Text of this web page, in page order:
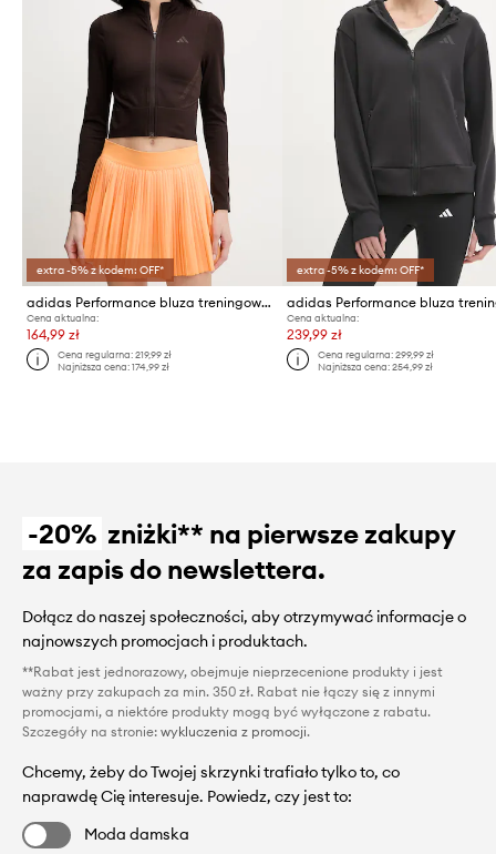
extra -5% z kodem: OFF*
adidas Performance bluza treningowa damska
Cena aktualna:
164,99 zł
Cena regularna:219,99 zł
Najniższa cena:174,99 zł
extra -5% z kodem: OFF*
Cena aktualna:
239,99 zł
Cena regularna: 299,99 zł
Najniższa cena: 254,99 zł
-20% zniżki** na pierwsze zakupy
za zapis do newslettera.
Dołącz do naszej społeczności, aby otrzymywać informacje o
najnowszych promocjach i produktach.
**Rabat jest jednorazowy, obejmuje nieprzecenione produkty i jest
ważny przy zakupach za min. 350 zł. Rabat nie łączy się z innymi
promocjami, a niektóre produkty mogą być wyłączone z rabatu.
Szczegóły na stronie: wykluczenia z promocji.
Chcemy, żeby do Twojej skrzynki trafiało tylko to, co
naprawdę Cię interesuje. Powiedz, czy jest to:
Moda damska